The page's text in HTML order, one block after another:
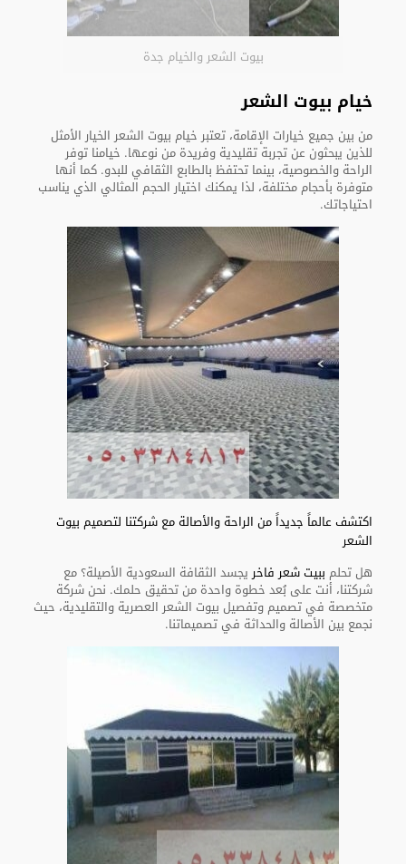
بيوت الشعر والخيام جدة
خيام بيوت الشعر
من بين جميع خيارات الإقامة، تعتبر خيام بيوت الشعر الخيار الأمثل
للذين يبحثون عن تجربة تقليدية وفريدة من نوعها. خيامنا توفر
الراحة والخصوصية، بينما تحتفظ بالطابع الثقافي للبدو. كما أنها
متوفرة بأحجام مختلفة، لذا يمكنك اختيار الحجم المثالي الذي يناسب
احتياجاتك.
اكتشف عالماً جديداً من الراحة والأصالة مع شركتنا لتصميم بيوت
الشعر
هل تحلمببيت شعر فاخريجسد الثقافة السعودية الأصيلة؟ مع
شركتنا، أنت على بُعد خطوة واحدة من تحقيق حلمك. نحن شركة
متخصصة في تصميم وتفصيل بيوت الشعر العصرية والتقليدية، حيث
نجمع بين الأصالة والحداثة في تصميماتنا.